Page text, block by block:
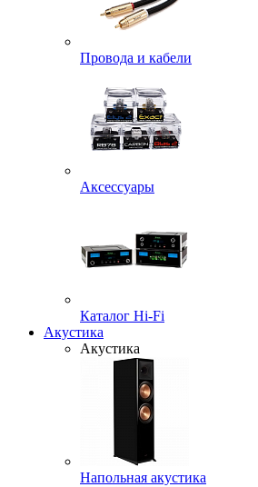
Провода и кабели
Аксессуары
Каталог Hi-Fi
Акустика
Акустика
Напольная акустика